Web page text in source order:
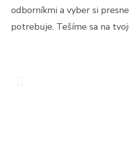
odborníkmi a vyber si
potrebuje. Tešíme sa na